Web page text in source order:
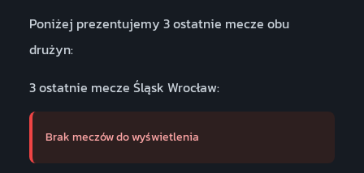
Poniżej prezentujemy 3 ostatnie mecze obu
drużyn:
3 ostatnie mecze Śląsk Wrocław:
Brak meczów do wyświetlenia